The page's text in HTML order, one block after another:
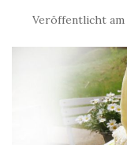
Veröffentlicht am